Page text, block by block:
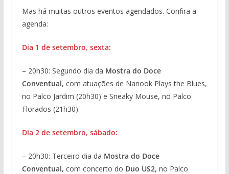
Mas há muitas outros eventos agendados. Confira a
agenda:
Dia 1 de setembro, sexta:
– 20h30: Segundo dia da Mostra do Doce
Conventual, com atuações de Nanook Plays the Blues,
no Palco Jardim (20h30) e Sneaky Mouse, no Palco
Florados (21h30).
Dia 2 de setembro, sábado:
– 20h30: Terceiro dia da Mostra do Doce
Conventual, com concerto do Duo US2, no Palco